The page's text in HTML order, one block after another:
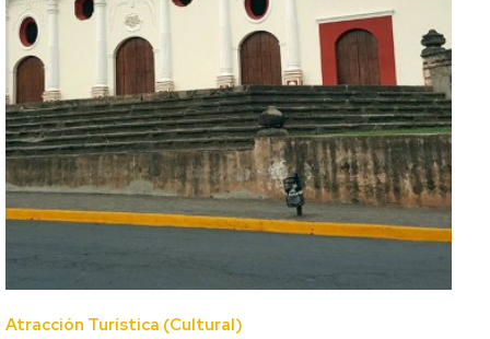
Atracción Turística (Cultural)